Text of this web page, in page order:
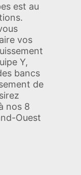
est au
vos
Y,
bancs
de
nos 8
Ouest